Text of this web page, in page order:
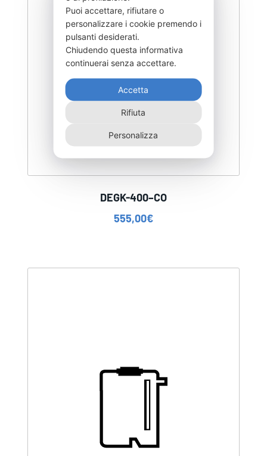
DEGK-400–CO
555,00€
Puoi accettare, rifiutare o
personalizzare i cookie premendo i
pulsanti desiderati.
Chiudendo questa informativa
continuerai senza accettare.
Accetta
Rifiuta
Personalizza